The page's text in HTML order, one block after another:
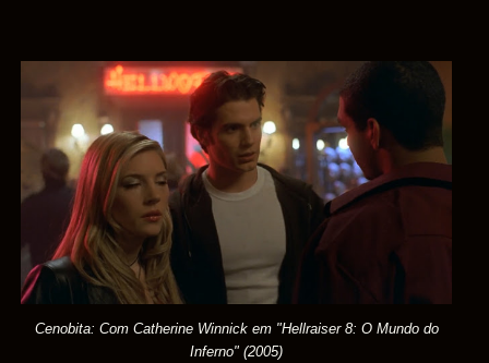
Cenobita: Com Catherine Winnick em "Hellraiser 8: O Mundo do
Inferno" (2005)